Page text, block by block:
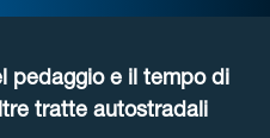
pedaggio e il tempo di
tratte autostradali